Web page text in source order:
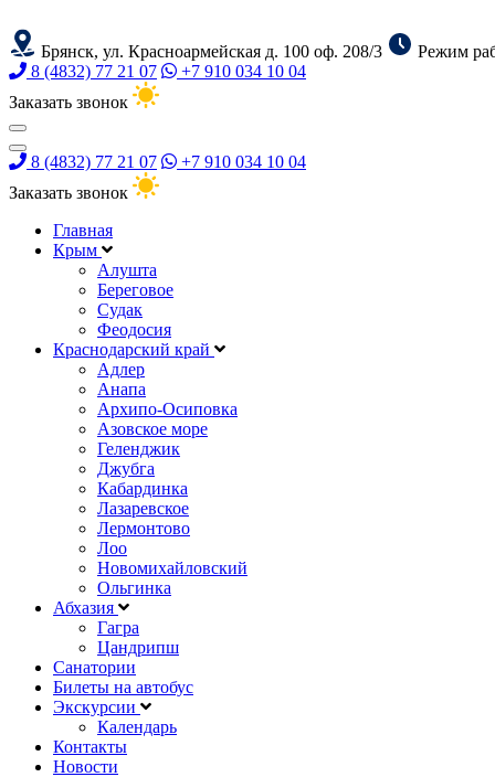
Брянск, ул. Красноармейская д. 100 оф. 208/3
Режим
8 (4832) 77 21 07
+7 910 034 10 04
Заказать звонок
8 (4832) 77 21 07
+7 910 034 10 04
Заказать звонок
Главная
Крым
Алушта
Береговое
Судак
Феодосия
Краснодарский край
Адлер
Анапа
Архипо-Осиповка
Азовское море
Геленджик
Джубга
Кабардинка
Лазаревское
Лермонтово
Лоо
Новомихайловский
Ольгинка
Абхазия
Гагра
Цандрипш
Санатории
Билеты на автобус
Экскурсии
Календарь
Контакты
Новости